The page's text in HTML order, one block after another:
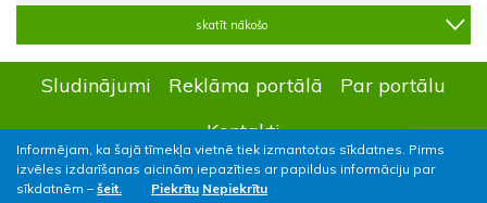
Informējam, ka šajā tīmekļa vietnē tiek izmantotas sīkdatnes. Pirms
izvēles izdarīšanas aicinām iepazīties ar papildus informāciju par
sīkdatnēm – šeit. Piekrītu Nepiekrītu
skatīt nākošo
Sludinājumi Reklāma portālā
Par portālu
Kontakti